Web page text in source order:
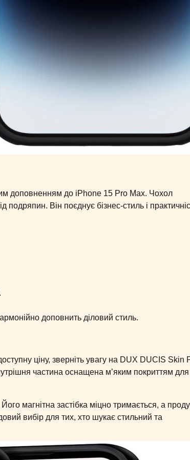
доповненням до iPhone 15 Pro Max. Чохол
подряпин. Він поєднує бізнес-стиль і
доповнить діловий стиль.
ціну, зверніть увагу на DUX DUCIS Skin
частина оснащена м’яким покриттям для
магнітна застібка міцно тримається, а
вибір для тих, хто шукає стильний та